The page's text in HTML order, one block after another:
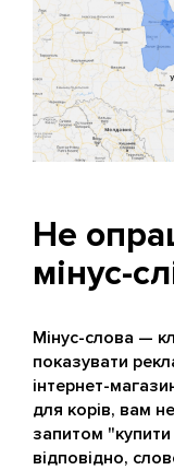
Не
мінус-
Мінус-слова —
показувати
інтернет-
для корів, вам
запитом "купити
відповідно,